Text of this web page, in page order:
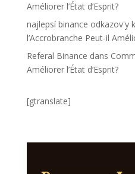
Améliorer l’État d’Esprit?
najlepsí binance odkazov'y
l’Accrobranche Peut-il
Referal Binance dans
Améliorer l’État d’Esprit?
[gtranslate]